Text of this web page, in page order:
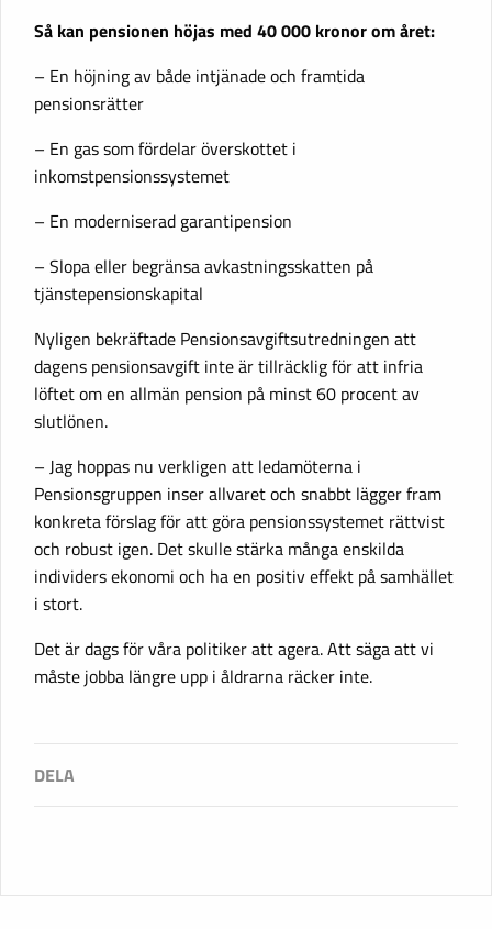
Så kan pensionen höjas med 40 000 kronor om året:
– En höjning av både intjänade och framtida
pensionsrätter
– En gas som fördelar överskottet i
inkomstpensionssystemet
– En moderniserad garantipension
– Slopa eller begränsa avkastningsskatten på
tjänstepensionskapital
Nyligen bekräftade Pensionsavgiftsutredningen att
dagens pensionsavgift inte är tillräcklig för att infria
löftet om en allmän pension på minst 60 procent av
slutlönen.
– Jag hoppas nu verkligen att ledamöterna i
Pensionsgruppen inser allvaret och snabbt lägger fram
konkreta förslag för att göra pensionssystemet rättvist
och robust igen. Det skulle stärka många enskilda
individers ekonomi och ha en positiv effekt på samhället
i stort.
Det är dags för våra politiker att agera. Att säga att vi
måste jobba längre upp i åldrarna räcker inte.